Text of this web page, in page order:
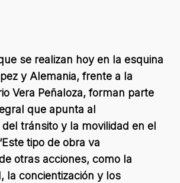
se realizan hoy en la esquina
y Alemania, frente a la
Vera Peñaloza, forman parte
que apunta al
tránsito y la movilidad en el
Este tipo de obra va
otras acciones, como la
la concientización y los